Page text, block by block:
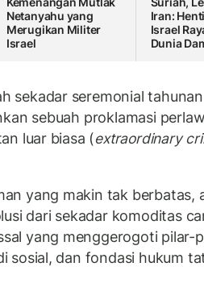
Netanyahu yang
Merugikan Militer
Israel
Iran:
Israel
Dunia
sekadar seremonial
sebuah proklamasi
luar biasa (extraordinary
yang makin tak berbatas,
dari sekadar komoditas
yang menggerogoti pilar-
sosial, dan fondasi hukum